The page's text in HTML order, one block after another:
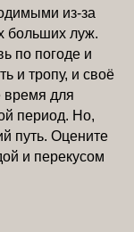
из-за
больших луж.
по погоде и
и тропу, и своё
время для
период. Но,
путь. Оцените
и перекусом